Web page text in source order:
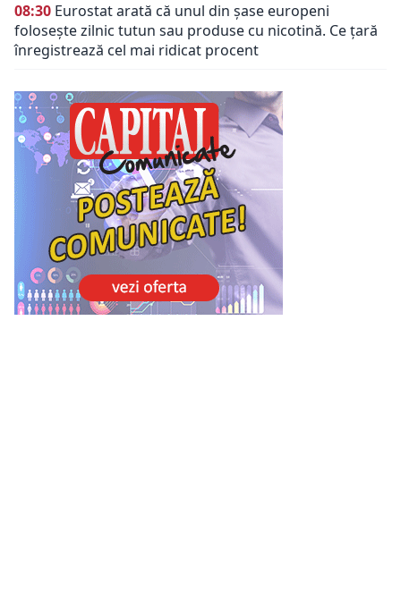
08:30 Eurostat arată că unul din șase europeni
folosește zilnic tutun sau produse cu nicotină. Ce țară
înregistrează cel mai ridicat procent